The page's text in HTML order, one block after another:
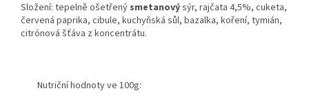
Složení: tepelně ošetřený smetanovýsýr, rajčata 4,5%, cuketa,
červená paprika, cibule, kuchyňská sůl, bazalka, koření, tymián,
citrónová šťáva z koncentrátu.
Nutriční hodnoty ve 100g: